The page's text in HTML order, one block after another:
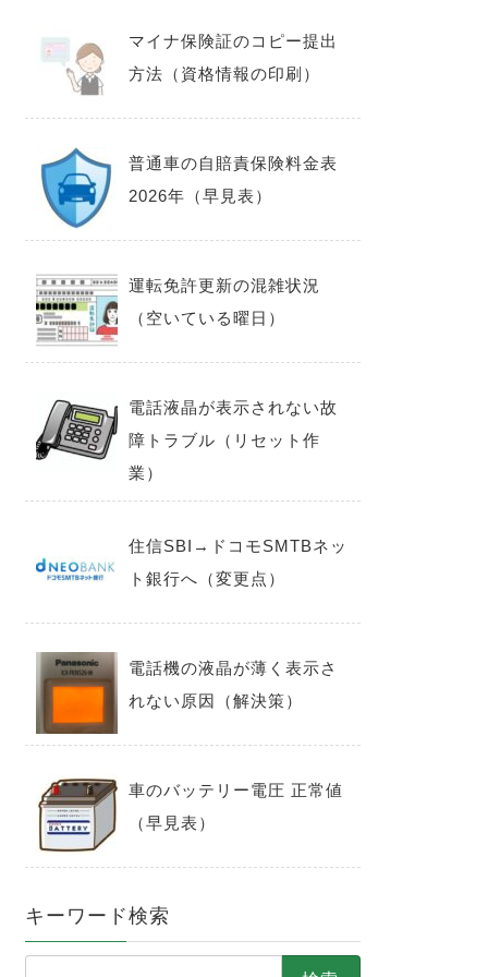
マイナ保険証のコピー提出
方法（資格情報の印刷）
普通車の自賠責保険料金表
2026年（早見表）
運転免許更新の混雑状況
（空いている曜日）
電話液晶が表示されない故
障トラブル（リセット作
業）
住信SBI→ドコモSMTBネッ
ト銀行へ（変更点）
電話機の液晶が薄く表示さ
れない原因（解決策）
車のバッテリー電圧 正常値
（早見表）
キーワード検索